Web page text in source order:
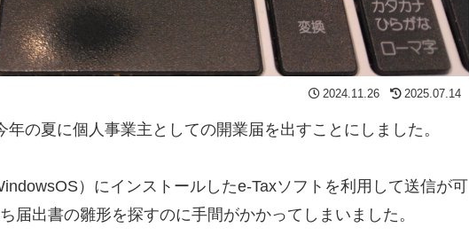
2024.11.26 2025.07.14
の夏に個人事業主としての開業届を出すことにしました。
）にインストールしたe-Taxソフトを利用して送信が可
届出書の雛形を探すのに手間がかかってしまいました。